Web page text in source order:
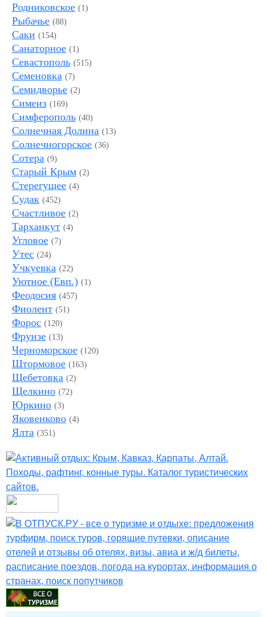
Родниковское (1)
Рыбачье (88)
Саки (154)
Санаторное (1)
Севастополь (515)
Семеновка (7)
Семидворье (2)
Симеиз (169)
Симферополь (40)
Солнечная Долина (13)
Солнечногорское (36)
Сотера (9)
Старый Крым (2)
Стерегущее (4)
Судак (452)
Счастливое (2)
Тарханкут (4)
Угловое (7)
Утес (24)
Учкуевка (22)
Уютное (Евп.) (1)
Феодосия (457)
Фиолент (51)
Форос (120)
Фрунзе (13)
Черноморское (120)
Штормовое (163)
Щебетовка (2)
Щелкино (72)
Юркино (3)
Яковенково (4)
Ялта (351)